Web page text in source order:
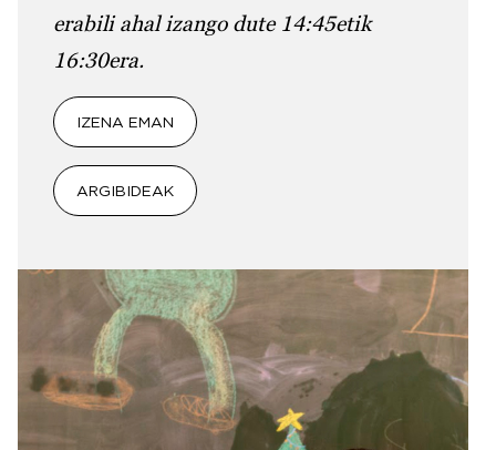
erabili ahal izango dute 14:45etik
16:30era.
IZENA EMAN
ARGIBIDEAK